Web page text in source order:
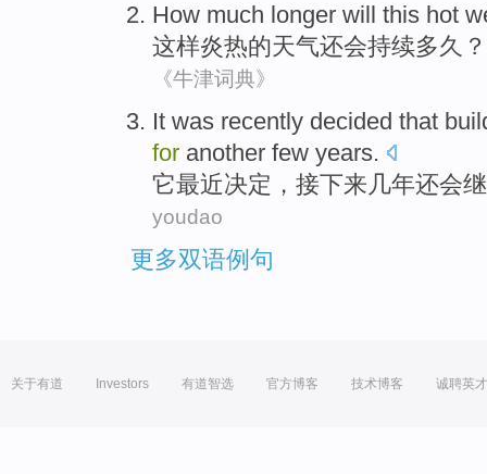
How much longer will this hot
这样炎热的天气还会持续多久 ？
《牛津词典》
It was recently decided that
for another few years.
它最近决定，接下来几年还会
youdao
更多双语例句
关于有道 Investors 有道智选 官方博客 技术博客 诚聘英才